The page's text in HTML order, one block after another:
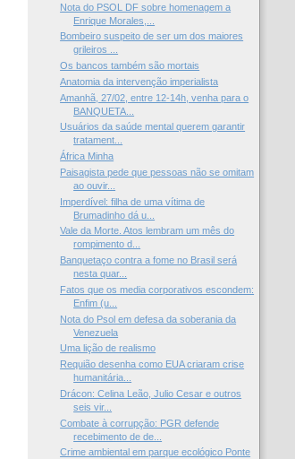
Nota do PSOL DF sobre homenagem a
Enrique Morales,...
Bombeiro suspeito de ser um dos maiores
grileiros ...
Os bancos também são mortais
Anatomia da intervenção imperialista
Amanhã, 27/02, entre 12-14h, venha para o
BANQUETA...
Usuários da saúde mental querem garantir
tratament...
África Minha
Paisagista pede que pessoas não se omitam
ao ouvir...
Imperdível: filha de uma vítima de
Brumadinho dá u...
Vale da Morte. Atos lembram um mês do
rompimento d...
Banquetaço contra a fome no Brasil será
nesta quar...
Fatos que os media corporativos escondem:
Enfim (u...
Nota do Psol em defesa da soberania da
Venezuela
Uma lição de realismo
Requião desenha como EUA criaram crise
humanitária...
Drácon: Celina Leão, Julio Cesar e outros
seis vir...
Combate à corrupção: PGR defende
recebimento de de...
Crime ambiental em parque ecológico Ponte